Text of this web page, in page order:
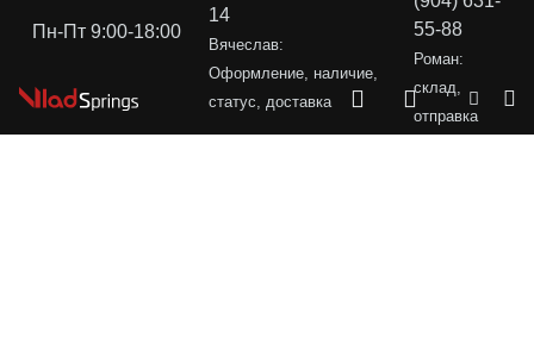
Пн-Пт 9:00-18:00
14
Вячеслав:
Оформление, наличие,
статус, доставка
55-88
Роман:
склад,
отправка